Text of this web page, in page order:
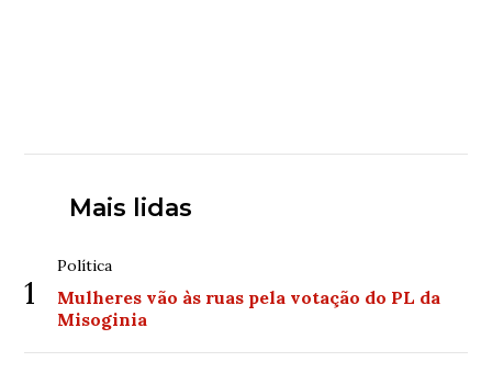
Mais lidas
1
Política
Mulheres vão às ruas pela votação do PL da
Misoginia